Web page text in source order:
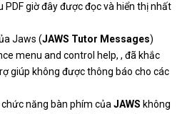
PDF giờ đây được đọc và hiển thị nhất
Jaws (JAWS Tutor Messages)
menu and control help, , đã khắc
giúp không được thông báo cho các
năng bàn phím của JAWS không